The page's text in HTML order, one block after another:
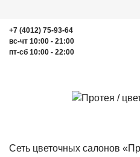
+7 (4012) 75-93-64
вс-чт 10:00 - 21:00
пт-сб 10:00 - 22:00
Сеть цветочных салонов